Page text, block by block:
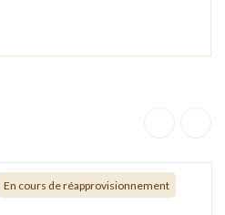
En cours de réapprovisionnement